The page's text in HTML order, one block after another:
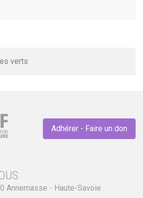
verts
Adhérer - Faire un don
Annemasse - Haute-Savoie